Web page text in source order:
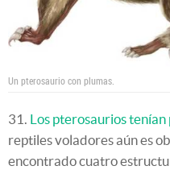
Un pterosaurio con plumas.
31. Los pterosaurios tenían
reptiles voladores aún es
encontrado cuatro